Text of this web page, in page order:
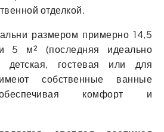
отделкой.
размером примерно 14,5
5 м² (последняя идеально
детская, гостевая или для
собственные ванные
комфорт и